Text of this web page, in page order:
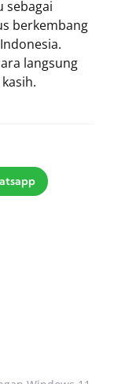
sebagai
berkembang
langsung